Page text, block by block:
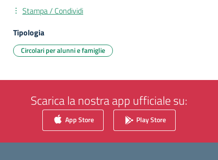
Stampa / Condividi
Tipologia
Circolari per alunni e famiglie
Scarica la nostra app ufficiale su:
App Store Play Store